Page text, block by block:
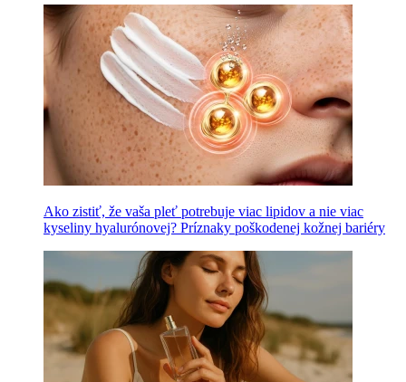
Ako zistiť, že vaša pleť potrebuje viac lipidov a nie viac
kyseliny hyalurónovej? Príznaky poškodenej kožnej bariéry